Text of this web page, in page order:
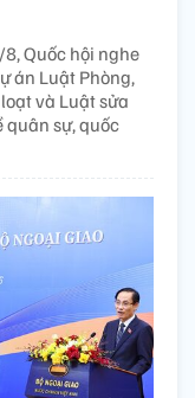
Quốc hội nghe
án Luật Phòng,
và Luật sửa
quân sự, quốc